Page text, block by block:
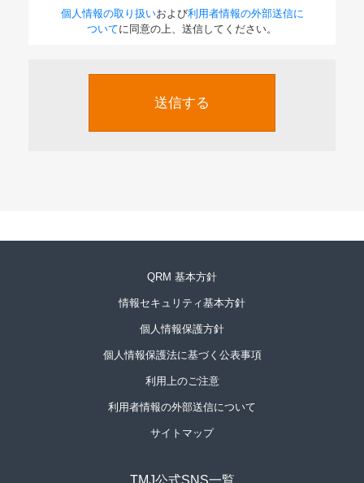
個人情報の取り扱いおよび利用者情報の外部送信に
ついてに同意の上、送信してください。
送信する
QRM 基本方針
情報セキュリティ基本方針
個人情報保護方針
個人情報保護法に基づく公表事項
利用上のご注意
利用者情報の外部送信について
サイトマップ